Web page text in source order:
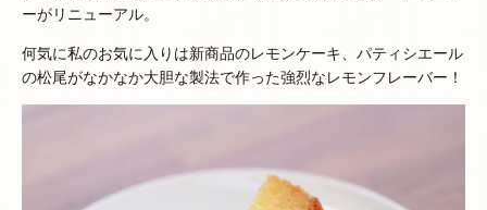
ーがリニューアル。
何気に私のお気に入りは新商品のレモンケーキ、パティシエール
の松尾がなかなか大胆な製法で作った強烈なレモンフレーバー！